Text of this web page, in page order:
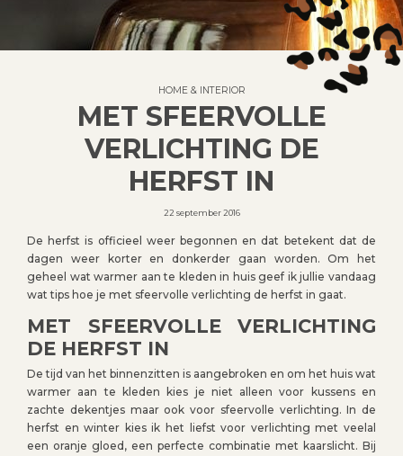
HOME & INTERIOR
MET SFEERVOLLE
VERLICHTING DE
HERFST IN
22 september 2016
De herfst is officieel weer begonnen en dat betekent dat de
dagen weer korter en donkerder gaan worden. Om het
geheel wat warmer aan te kleden in huis geef ik jullie vandaag
wat tips hoe je met sfeervolle verlichting de herfst in gaat.
MET SFEERVOLLE VERLICHTING
DE HERFST IN
De tijd van het binnenzitten is aangebroken en om het huis wat
warmer aan te kleden kies je niet alleen voor kussens en
zachte dekentjes maar ook voor sfeervolle verlichting. In de
herfst en winter kies ik het liefst voor verlichting met veelal
een oranje gloed, een perfecte combinatie met kaarslicht. Bij